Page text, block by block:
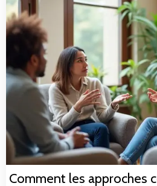
Comment les approches